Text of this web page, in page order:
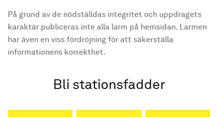
På grund av de nödställdas integritet och uppdragets
karaktär publiceras inte alla larm på hemsidan. Larmen
har även en viss fördröjning för att säkerställa
informationens korrekthet.
Bli stationsfadder